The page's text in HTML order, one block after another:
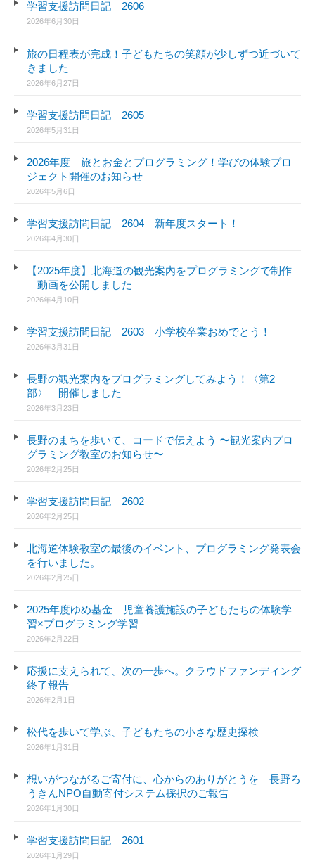
学習支援訪問日記 2606
2026年6月30日
旅の日程表が完成！子どもたちの笑顔が少しずつ近づいて
きました
2026年6月27日
学習支援訪問日記 2605
2026年5月31日
2026年度 旅とお金とプログラミング！学びの体験プロ
ジェクト開催のお知らせ
2026年5月6日
学習支援訪問日記 2604 新年度スタート！
2026年4月30日
【2025年度】北海道の観光案内をプログラミングで制作
｜動画を公開しました
2026年4月10日
学習支援訪問日記 2603 小学校卒業おめでとう！
2026年3月31日
長野の観光案内をプログラミングしてみよう！〈第2
部〉 開催しました
2026年3月23日
長野のまちを歩いて、コードで伝えよう 〜観光案内プロ
グラミング教室のお知らせ〜
2026年2月25日
学習支援訪問日記 2602
2026年2月25日
北海道体験教室の最後のイベント、プログラミング発表会
を行いました。
2026年2月25日
2025年度ゆめ基金 児童養護施設の子どもたちの体験学
習×プログラミング学習
2026年2月22日
応援に支えられて、次の一歩へ。クラウドファンディング
終了報告
2026年2月1日
松代を歩いて学ぶ、子どもたちの小さな歴史探検
2026年1月31日
想いがつながるご寄付に、心からのありがとうを 長野ろ
うきんNPO自動寄付システム採択のご報告
2026年1月30日
学習支援訪問日記 2601
2026年1月29日